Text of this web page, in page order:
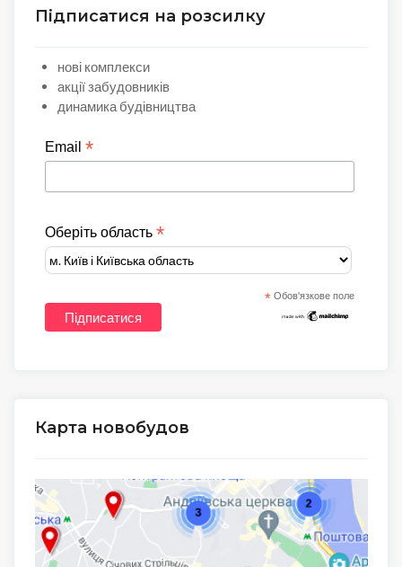
Підписатися на розсилку
нові комплекси
акції забудовників
динамика будівництва
Email *
Оберіть область *
* Обов'язкове поле
Карта новобудов